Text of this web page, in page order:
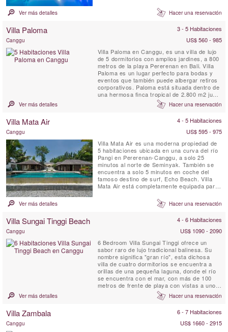
para familias numerosas o grupos de
amigos, a solo 5 minutos en coche de la
Ver más detalles Hacer una reservación
Villa Paloma 3 - 5 Habitaciones
Canggu
US$ 560 - 985
Villa Paloma en Canggu, es una villa de lujo
de 5 dormitorios con amplios jardines, a 800
metros de la playa Pererenan en Bali. Villa
Paloma es un lugar perfecto para bodas y
eventos que también puede albergar retiros
corporativos. Paloma está situada dentro de
una hermosa finca tropical de 2.800 m2 junto
a la ribera y los arrozales.
Ver más detalles Hacer una reservación
Villa Mata Air 4 - 5 Habitaciones
Canggu
US$ 595 - 975
Villa Mata Air es una moderna propiedad de
5 habitaciones ubicada en una curva del río
Pangi en Pererenan-Canggu, a solo 25
minutos al norte de Seminyak. También se
encuentra a solo 5 minutos en coche del
famoso destino de surf, Echo Beach. Villa
Mata Air está completamente equipada para
combinando el estilo abierto balinés con la
comodidad contemporánea occidental. Este
Ver más detalles Hacer una reservación
Villa Sungai Tinggi Beach 4 - 6 Habitaciones
Canggu
US$ 1090 - 2090
6 Bedroom Villa Sungai Tinggi ofrece un
sabor raro de lujo tradicional balinesa. Su
nombre significa "gran río", esta dichosa
villa de cuatro dormitorios se encuentra a
orillas de una pequeña laguna, donde el río
se encuentra con el mar, con más de 100
metros de frente de playa con vistas a uno
de los saltos de surf infames de Canggu.
Ver más detalles Hacer una reservación
Villa Zambala 6 - 7 Habitaciones
Canggu
US$ 1660 - 2915